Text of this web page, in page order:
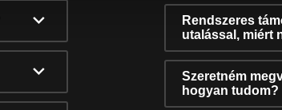
Rendszeres
utalással, miért
Szeretném
hogyan tudom?